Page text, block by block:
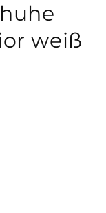
weiß